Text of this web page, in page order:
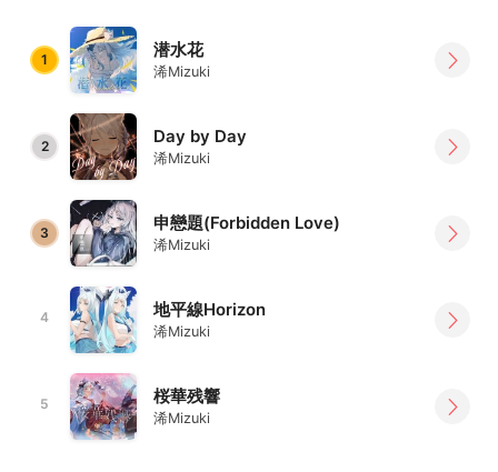
1 潜水花
浠Mizuki
2 Day by Day
浠Mizuki
3 申戀題(Forbidden Love)
浠Mizuki
4 地平線Horizon
浠Mizuki
5 桜華残響
浠Mizuki